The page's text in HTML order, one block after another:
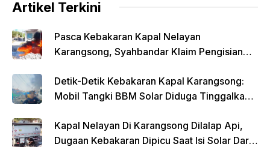
Artikel Terkini
Pasca Kebakaran Kapal Nelayan
Karangsong, Syahbandar Klaim Pengisian
Detik-Detik Kebakaran Kapal Karangsong:
Mobil Tangki BBM Solar Diduga Tinggalkan
Kapal Nelayan Di Karangsong Dilalap Api,
Dugaan Kebakaran Dipicu Saat Isi Solar Dari